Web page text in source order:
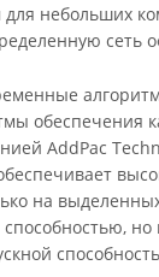
небольших
сеть
обеспечения
AddPac
на
но